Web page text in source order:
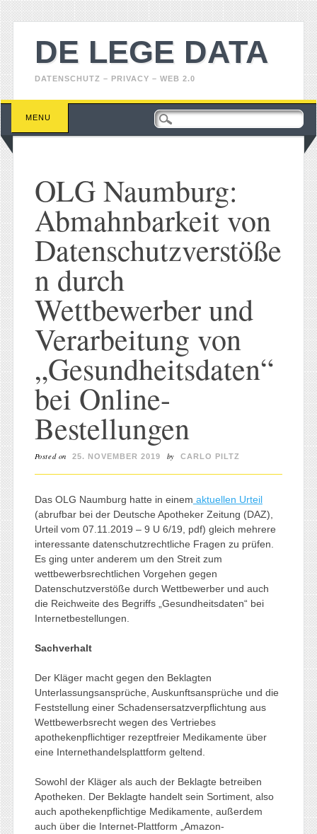
DE LEGE DATA
DATENSCHUTZ – PRIVACY – WEB 2.0
Main menu
Skip
content
MENU
OLG Naumburg:
Abmahnbarkeit von
Datenschutzverstöße
n durch
Wettbewerber und
Verarbeitung von
„Gesundheitsdaten“
bei Online-
Bestellungen
Posted on 25. NOVEMBER 2019 by CARLO PILTZ
Das OLG Naumburg hatte in einem aktuellen Urteil
(abrufbar bei der Deutsche Apotheker Zeitung (DAZ),
Urteil vom 07.11.2019 – 9 U 6/19, pdf) gleich mehrere
interessante datenschutzrechtliche Fragen zu prüfen.
Es ging unter anderem um den Streit zum
wettbewerbsrechtlichen Vorgehen gegen
Datenschutzverstöße durch Wettbewerber und auch
die Reichweite des Begriffs „Gesundheitsdaten“ bei
Internetbestellungen.
Sachverhalt
Der Kläger macht gegen den Beklagten
Unterlassungsansprüche, Auskunftsansprüche und die
Feststellung einer Schadensersatzverpflichtung aus
Wettbewerbsrecht wegen des Vertriebes
apothekenpflichtiger rezeptfreier Medikamente über
eine Internethandelsplattform geltend.
Sowohl der Kläger als auch der Beklagte betreiben
Apotheken. Der Beklagte handelt sein Sortiment, also
auch apothekenpflichtige Medikamente, außerdem
auch über die Internet-Plattform „Amazon-